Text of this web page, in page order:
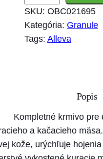
n
l
l
e
v
SKU: OBC021695
Kategória: Granule
Tags: Alleva
Popis
Kompletné krmivo pre
a kačacieho
kože, urýchľuje